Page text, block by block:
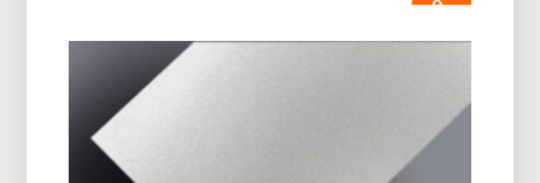
Отражательной Способностью
сверхвысокой отражающей способностью и
видимым отражением 95–98%., низкий разброс
Алюминиевый Лист С Белым